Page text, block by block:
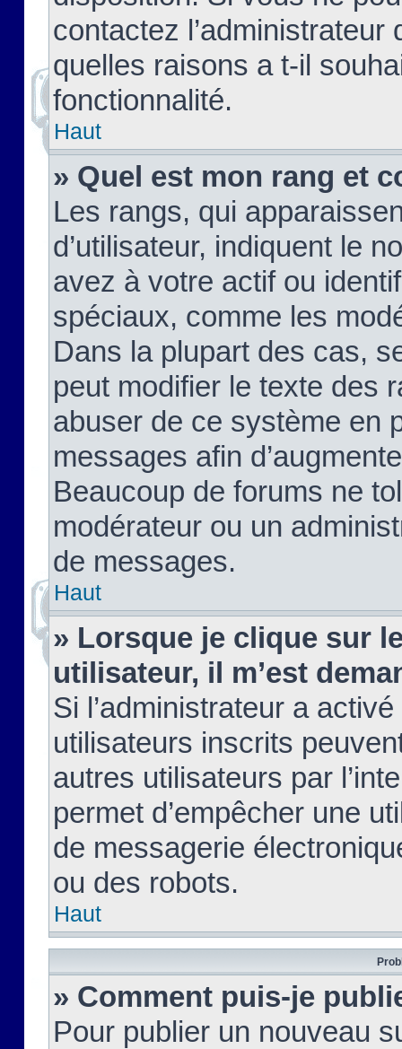
contactez
quelles raisons a t-il
fonctionnalité.
Haut
» Quel est mon rang et
Les rangs, qui
d’utilisateur, indiquent le
avez à votre actif ou
spéciaux, comme les
Dans la plupart des cas,
peut modifier le texte des
abuser de ce système en
messages afin
Beaucoup de forums ne
modérateur ou un
de messages.
Haut
» Lorsque je clique sur
utilisateur, il m’est
Si l’administrateur a
utilisateurs inscrits
autres utilisateurs par
permet d’empêcher une
de messagerie
ou des robots.
Haut
» Comment puis-je
Pour publier un nouveau